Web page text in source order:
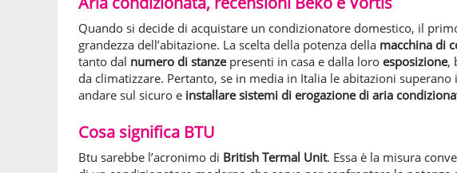
Quando si decide di acquistare un condizionatore domestico, il
grandezza dell’abitazione. La scelta della potenza della macchina di
tanto dal numero di stanzepresenti in casa e dalla loro esposizione,
da climatizzare. Pertanto, se in media in Italia le abitazioni
andare sul sicuro e installare sistemi di erogazione di aria
Cosa significa BTU
Btu sarebbe l’acronimo di British Termal Unit. Essa è la misura